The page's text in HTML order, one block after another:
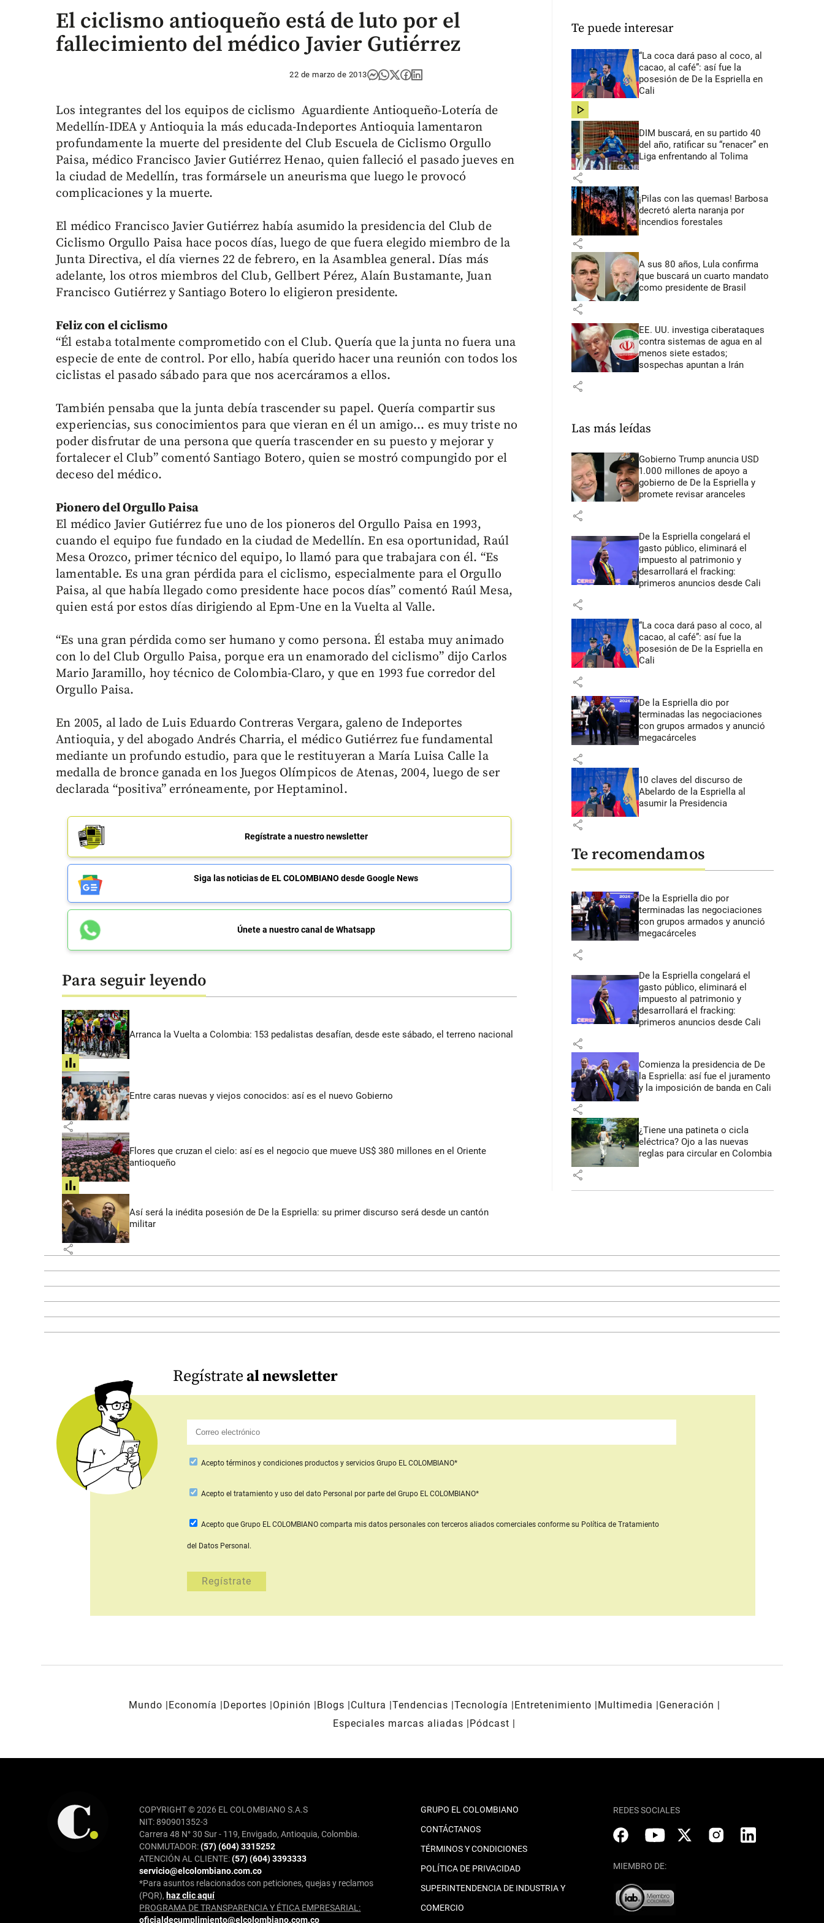
El ciclismo antioqueño está de luto por el
fallecimiento del médico Javier Gutiérrez
22 de marzo de 2013
Los integrantes del los equipos de ciclismo Aguardiente Antioqueño-Lotería de
Medellín-IDEA y Antioquia la más educada-Indeportes Antioquia lamentaron
profundamente la muerte del presidente del Club Escuela de Ciclismo Orgullo
Paisa, médico Francisco Javier Gutiérrez Henao, quien falleció el pasado jueves en
la ciudad de Medellín, tras formársele un aneurisma que luego le provocó
complicaciones y la muerte.
El médico Francisco Javier Gutiérrez había asumido la presidencia del Club de
Ciclismo Orgullo Paisa hace pocos días, luego de que fuera elegido miembro de la
Junta Directiva, el día viernes 22 de febrero, en la Asamblea general. Días más
adelante, los otros miembros del Club, Gellbert Pérez, Alaín Bustamante, Juan
Francisco Gutiérrez y Santiago Botero lo eligieron presidente.
Feliz con el ciclismo
“Él estaba totalmente comprometido con el Club. Quería que la junta no fuera una
especie de ente de control. Por ello, había querido hacer una reunión con todos los
ciclistas el pasado sábado para que nos acercáramos a ellos.
También pensaba que la junta debía trascender su papel. Quería compartir sus
experiencias, sus conocimientos para que vieran en él un amigo… es muy triste no
poder disfrutar de una persona que quería trascender en su puesto y mejorar y
fortalecer el Club” comentó Santiago Botero, quien se mostró compungido por el
deceso del médico.
Pionero del Orgullo Paisa
El médico Javier Gutiérrez fue uno de los pioneros del Orgullo Paisa en 1993,
cuando el equipo fue fundado en la ciudad de Medellín. En esa oportunidad, Raúl
Mesa Orozco, primer técnico del equipo, lo llamó para que trabajara con él. “Es
lamentable. Es una gran pérdida para el ciclismo, especialmente para el Orgullo
Paisa, al que había llegado como presidente hace pocos días” comentó Raúl Mesa,
quien está por estos días dirigiendo al Epm-Une en la Vuelta al Valle.
“Es una gran pérdida como ser humano y como persona. Él estaba muy animado
con lo del Club Orgullo Paisa, porque era un enamorado del ciclismo” dijo Carlos
Mario Jaramillo, hoy técnico de Colombia-Claro, y que en 1993 fue corredor del
Orgullo Paisa.
En 2005, al lado de Luis Eduardo Contreras Vergara, galeno de Indeportes
Antioquia, y del abogado Andrés Charria, el médico Gutiérrez fue fundamental
mediante un profundo estudio, para que le restituyeran a María Luisa Calle la
medalla de bronce ganada en los Juegos Olímpicos de Atenas, 2004, luego de ser
declarada “positiva” erróneamente, por Heptaminol.
Regístrate a nuestro newsletter
Siga las noticias de EL COLOMBIANO desde Google News
Únete a nuestro canal de Whatsapp
Para seguir leyendo
Arranca la Vuelta a Colombia: 153 pedalistas desafían, desde este sábado, el terreno nacional
share
Entre caras nuevas y viejos conocidos: así es el nuevo Gobierno
share
Flores que cruzan el cielo: así es el negocio que mueve US$ 380 millones en el Oriente
antioqueño
share
Así será la inédita posesión de De la Espriella: su primer discurso será desde un cantón
militar
share
Te puede interesar
“La coca dará paso al coco, al
cacao, al café”: así fue la
posesión de De la Espriella en
Cali
share
DIM buscará, en su partido 40
del año, ratificar su “renacer” en
Liga enfrentando al Tolima
share
¡Pilas con las quemas! Barbosa
decretó alerta naranja por
incendios forestales
share
A sus 80 años, Lula confirma
que buscará un cuarto mandato
como presidente de Brasil
share
EE. UU. investiga ciberataques
contra sistemas de agua en al
menos siete estados;
sospechas apuntan a Irán
share
Las más leídas
Gobierno Trump anuncia USD
1.000 millones de apoyo a
gobierno de De la Espriella y
promete revisar aranceles
share
De la Espriella congelará el
gasto público, eliminará el
impuesto al patrimonio y
desarrollará el fracking:
primeros anuncios desde Cali
share
“La coca dará paso al coco, al
cacao, al café”: así fue la
posesión de De la Espriella en
Cali
share
De la Espriella dio por
terminadas las negociaciones
con grupos armados y anunció
megacárceles
share
10 claves del discurso de
Abelardo de la Espriella al
asumir la Presidencia
share
Te recomendamos
De la Espriella dio por
terminadas las negociaciones
con grupos armados y anunció
megacárceles
share
De la Espriella congelará el
gasto público, eliminará el
impuesto al patrimonio y
desarrollará el fracking:
primeros anuncios desde Cali
share
Comienza la presidencia de De
la Espriella: así fue el juramento
y la imposición de banda en Cali
share
¿Tiene una patineta o cicla
eléctrica? Ojo a las nuevas
reglas para circular en Colombia
share
Regístrateal newsletter
Acepto términos y condiciones productos y servicios Grupo EL COLOMBIANO*
Aceptoel tratamiento y uso del dato Personal por parte del Grupo EL COLOMBIANO*
Acepto que Grupo EL COLOMBIANO comparta mis datos personales con terceros aliados comercialesconforme su Política de Tratamiento
del Datos Personal.
Mundo Economía Deportes Opinión Blogs Cultura Tendencias Tecnología Entretenimiento Multimedia
Generación
Especiales marcas aliadas
Pódcast
COPYRIGHT © 2026 EL COLOMBIANO S.A.S
NIT: 890901352-3
Carrera 48 N° 30 Sur - 119, Envigado, Antioquia, Colombia.
CONMUTADOR:(57) (604) 3315252
ATENCIÓN AL CLIENTE:(57) (604) 3393333
servicio@elcolombiano.com.co
*Para asuntos relacionados con peticiones, quejas y reclamos
(PQR), haz clic aquí
PROGRAMA DE TRANSPARENCIA Y ÉTICA EMPRESARIAL:
oficialdecumplimiento@elcolombiano.com.co
GRUPO EL COLOMBIANO
CONTÁCTANOS
TÉRMINOS Y CONDICIONES
POLÍTICA DE PRIVACIDAD
SUPERINTENDENCIA DE INDUSTRIA Y
COMERCIO
REDES SOCIALES
MIEMBRO DE: